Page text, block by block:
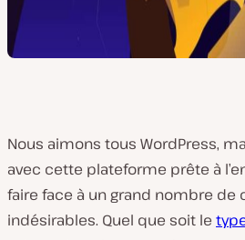
Nous aimons tous WordPress,
avec cette plateforme prête à
faire face à un grand nombre de
indésirables. Quel que soit le